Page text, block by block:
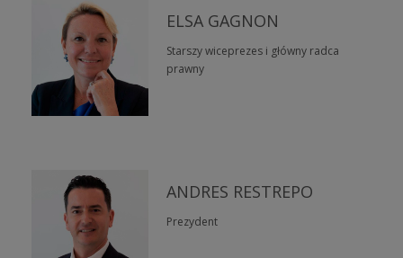
ELSA GAGNON
Starszy wiceprezes i główny radca
prawny
ANDRES RESTREPO
Prezydent